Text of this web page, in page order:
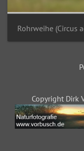
Rohrweihe (Circus
Copyright Dirk